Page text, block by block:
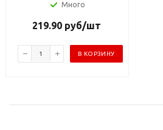
Много
219.90руб/шт
В КОРЗИНУ